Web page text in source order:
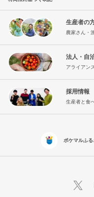
生産者の
農家さん・
法人・自
アライアン
採用情報
生産者と食
ポケマルふ